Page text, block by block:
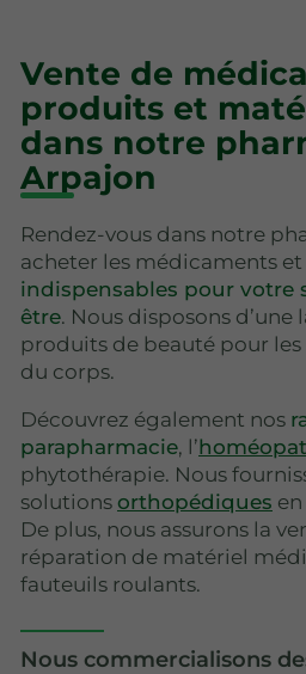
Vente de
produits et
dans notre
Arpajon
Rendez-vous dans notre
acheter les médicaments et
indispensables pour votre
être. Nous disposons
produits de beauté pour les
du corps.
Découvrez également nos
parapharmacie, l’
phytothérapie. Nous
solutions orthopédiques
De plus, nous assurons la
réparation de matériel
fauteuils roulants.
Nous commercialisons